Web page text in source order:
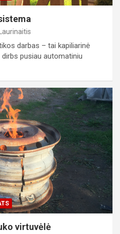
darbas – tai kapiliarinė
pusiau automatiniu
virtuvėlė